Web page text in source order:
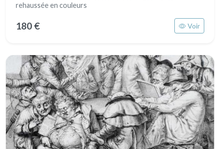
rehaussée en couleurs
180 € Voir